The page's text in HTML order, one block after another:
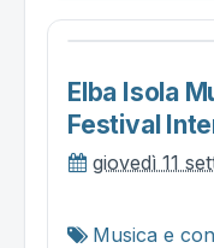
Elba Isola
Festival
giovedì 11
Musica e